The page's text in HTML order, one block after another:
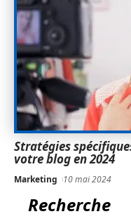
Stratégies
votre blog en 2024
Marketing 10 mai 2024
Recherche